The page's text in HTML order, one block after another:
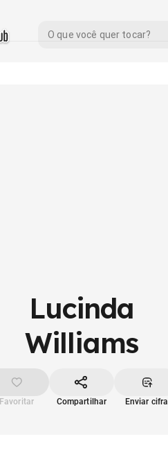
Lucinda
Williams
Favoritar Compartilhar Enviar cifra